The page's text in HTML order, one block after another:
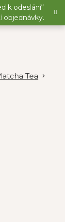
k odeslání“
objednávky.
Tea